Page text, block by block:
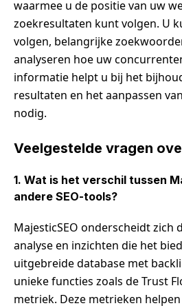
waarmee u de positie van uw
zoekresultaten kunt volgen. U
volgen, belangrijke
analyseren hoe uw
informatie helpt u bij het
resultaten en het aanpassen
nodig.
Veelgestelde vragen
1. Wat is het verschil tussen
andere SEO-tools?
MajesticSEO onderscheidt zich
analyse en inzichten die het
uitgebreide database met
unieke functies zoals de Trust
metriek. Deze metrieken